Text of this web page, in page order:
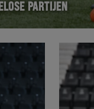
PARTIJEN